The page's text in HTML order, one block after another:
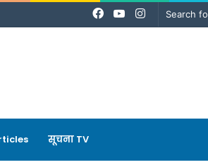
Instagram
YouTube
Facebook
सूचना TV